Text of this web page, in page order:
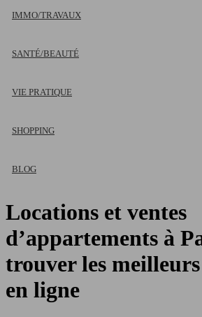
IMMO/TRAVAUX
SANTÉ/BEAUTÉ
VIE PRATIQUE
SHOPPING
BLOG
Locations et ventes
d’appartements à
trouver les
en ligne